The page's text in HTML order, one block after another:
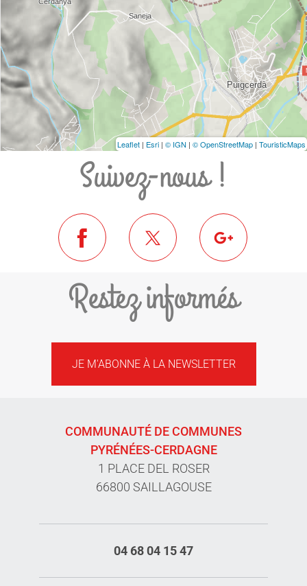
Leaflet | Esri | © IGN | © OpenStreetMap | TouristicMaps
Suivez-nous !
Restez informés
JE M'ABONNE À LA NEWSLETTER
COMMUNAUTÉ DE COMMUNES
PYRÉNÉES-CERDAGNE
1 PLACE DEL ROSER
66800 SAILLAGOUSE
04 68 04 15 47